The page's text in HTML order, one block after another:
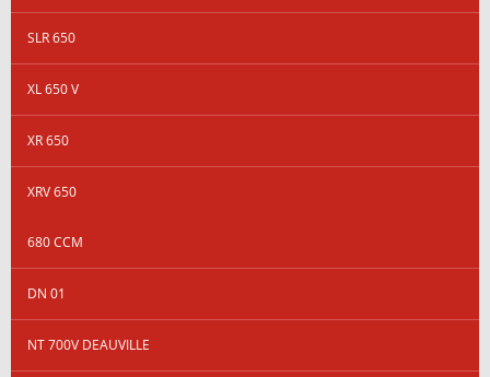
SLR 650
XL 650 V
XR 650
XRV 650
680 CCM
DN 01
NT 700V DEAUVILLE